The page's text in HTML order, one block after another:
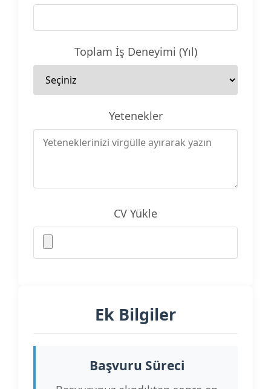
Toplam İş Deneyimi (Yıl)
Yetenekler
CV Yükle
Ek Bilgiler
Başvuru Süreci